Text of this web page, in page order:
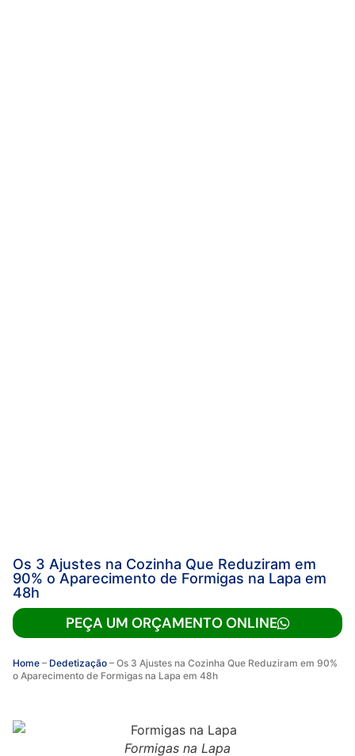
Os 3 Ajustes na Cozinha Que Reduziram em
90% o Aparecimento de Formigas na Lapa em
48h
PEÇA UM ORÇAMENTO ONLINE
Home – Dedetização – Os 3 Ajustes na Cozinha Que Reduziram em 90%
o Aparecimento de Formigas na Lapa em 48h
Formigas na Lapa